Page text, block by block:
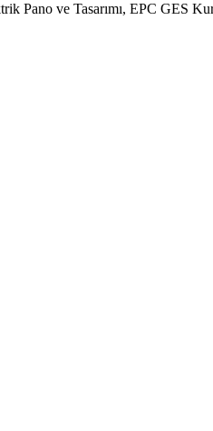
Pano ve Tasarımı, EPC GES